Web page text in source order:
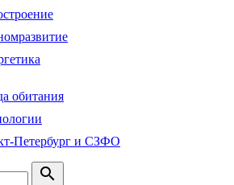
обитания
Петербург и СЗФО
search